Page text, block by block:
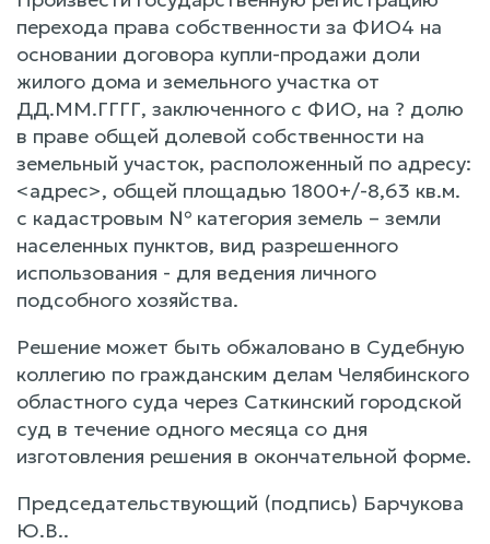
перехода права собственности за ФИО4 на
основании договора купли-продажи доли
жилого дома и земельного участка от
ДД.ММ.ГГГГ, заключенного с ФИО, на ? долю
в праве общей долевой собственности на
земельный участок, расположенный по адресу:
<адрес>, общей площадью 1800+/-8,63 кв.м.
с кадастровым № категория земель – земли
населенных пунктов, вид разрешенного
использования - для ведения личного
подсобного хозяйства.
Решение может быть обжаловано в Судебную
коллегию по гражданским делам Челябинского
областного суда через Саткинский городской
суд в течение одного месяца со дня
изготовления решения в окончательной форме.
Председательствующий (подпись) Барчукова
Ю.В..